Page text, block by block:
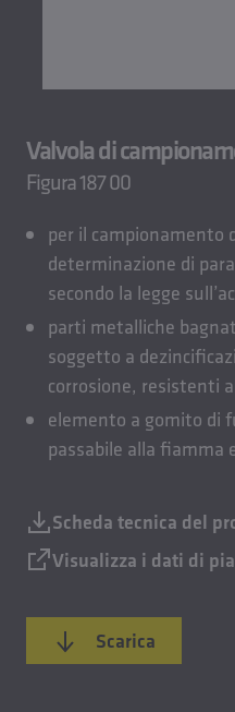
Valvola di
Figura 187 00
per il campionamento
determinazione di
secondo la legge
parti metalliche
soggetto a
corrosione, resistenti
elemento a gomito di
passabile alla fiamma
Scheda tecnica del
Visualizza i dati di
Scarica